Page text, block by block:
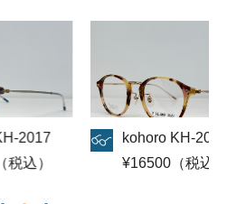
kohoro KH-2017
¥16500（税込）
kohoro